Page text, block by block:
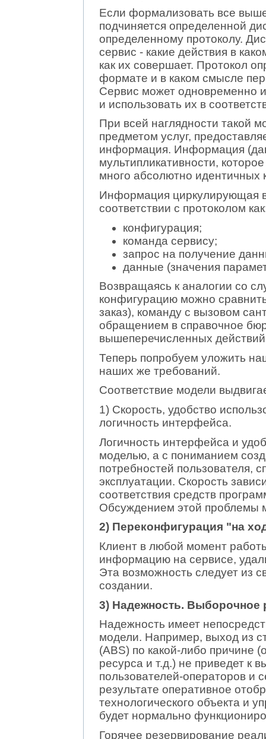
Если формализовать все
подчиняется определенной
определенному протоколу.
сервис - какие действия в
как их совершает. Протокол
формате и в каком смысле
Сервис может одновременно
и использовать их в
При всей наглядности такой
предметом услуг,
информация. Информация
мультипликативности,
много абсолютно идентичных
Информация циркулирующая
соответствии с протоколом
конфигурация;
команда сервису;
запрос на получение
данные (значения
Возвращаясь к аналогии со
конфигурацию можно
заказ), команду с вызовом
обращением в справочное
вышеперечисленных
Теперь попробуем уложить
наших же требований.
Соответствие модели
1) Скорость, удобство
логичность интерфейса.
Логичность интерфейса и
моделью, а с пониманием
потребностей пользователя,
эксплуатации. Скорость
соответствия средств
Обсуждением этой проблемы
2) Переконфигурация "на
Клиент в любой момент
информацию на сервисе,
Эта возможность следует из
создании.
3) Надежность. Выборочное
Надежность имеет
модели. Например, выход из
(ABS) по какой-либо причине
ресурса и т.д.) не приведет к
пользователей-операторов и
результате оперативное
технологического объекта и
будет нормально
Горячее резервирование